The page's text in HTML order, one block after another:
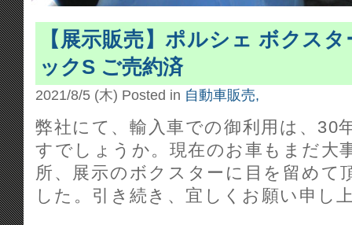
【展示販売】ポルシェ ボクス
ックS ご売約済
2021/8/5 (木) Posted in 自動車販売,
弊社にて、輸入車での御利用は、30
すでしょうか。現在のお車もまだ大
所、展示のボクスターに目を留めて
した。引き続き、宜しくお願い申し